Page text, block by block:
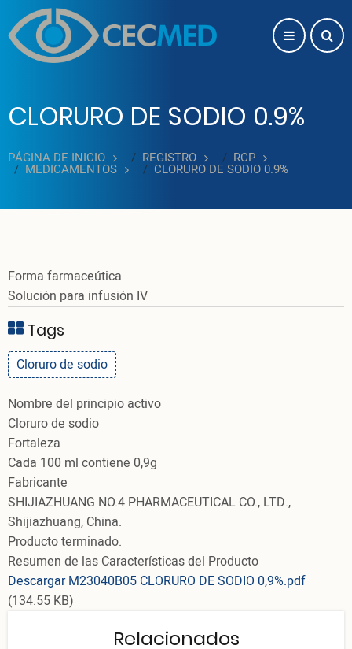
Pasar al contenido principal
CLORURO DE SODIO 0.9%
PÁGINA DE INICIO REGISTRO RCP
MEDICAMENTOS CLORURO DE SODIO 0.9%
Forma farmaceútica
Solución para infusión IV
Tags
Cloruro de sodio
Nombre del principio activo
Cloruro de sodio
Fortaleza
Cada 100 ml contiene 0,9g
Fabricante
SHIJIAZHUANG NO.4 PHARMACEUTICAL CO., LTD.,
Shijiazhuang, China.
Producto terminado.
Resumen de las Características del Producto
Descargar M23040B05 CLORURO DE SODIO 0,9%.pdf
(134.55 KB)
Relacionados